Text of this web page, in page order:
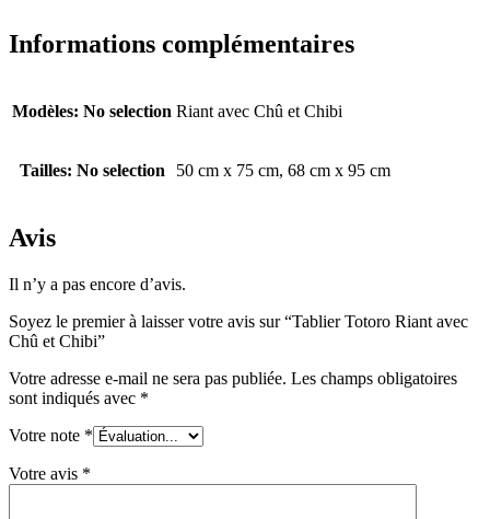
Informations complémentaires
Modèles: No selection Riant avec Chû et Chibi
Tailles: No selection 50 cm x 75 cm, 68 cm x 95 cm
Avis
Il n’y a pas encore d’avis.
Soyez le premier à laisser votre avis sur “Tablier Totoro Riant avec
Chû et Chibi”
Votre adresse e-mail ne sera pas publiée. Les champs obligatoires
sont indiqués avec *
Votre note *
Votre avis *